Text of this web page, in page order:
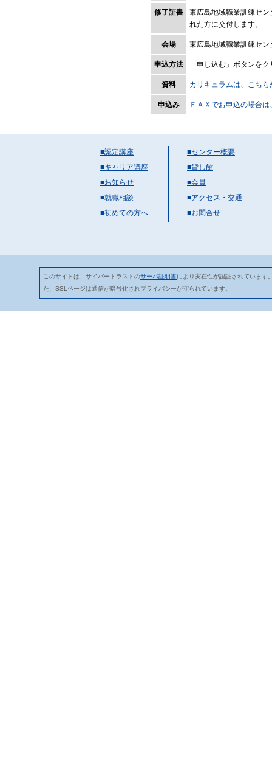
修了証書
東広島地域職業訓練セ
れた方に交付します。
会場 東広島地域職業訓練セン
申込方法 「申し込む」ボタンを
資料 カリキュラムは、こち
申込み ＦＡＸでお申込の場合
■認定講座
■キャリア講座
■お知らせ
■就職相談
■初めての方へ
■センター概要
■貸し館
■会員
■アクセス・交通
■お問合せ
このサイトは、サイバートラストのサーバ証明書により実在性が認証されています
た、SSLページは通信が暗号化されプライバシーが守られています。